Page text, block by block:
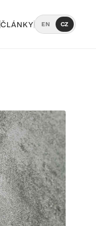
ČLÁNKY EN CZ